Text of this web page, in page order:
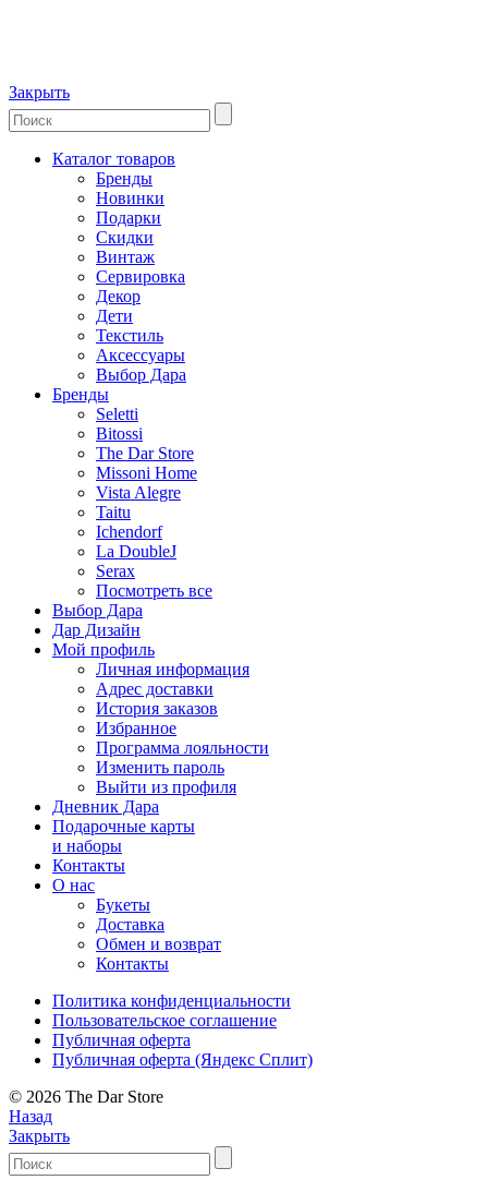
Закрыть
Каталог товаров
Бренды
Новинки
Подарки
Скидки
Винтаж
Сервировка
Декор
Дети
Текстиль
Аксессуары
Выбор Дара
Бренды
Seletti
Bitossi
The Dar Store
Missoni Home
Vista Alegre
Taitu
Ichendorf
La DoubleJ
Serax
Посмотреть все
Выбор Дара
Дар Дизайн
Мой профиль
Личная информация
Адрес доставки
История заказов
Избранное
Программа лояльности
Изменить пароль
Выйти из профиля
Дневник Дара
Подарочные карты
и наборы
Контакты
О нас
Букеты
Доставка
Обмен и возврат
Контакты
Политика конфиденциальности
Пользовательское соглашение
Публичная оферта
Публичная оферта (Яндекс Сплит)
© 2026 The Dar Store
Назад
Закрыть